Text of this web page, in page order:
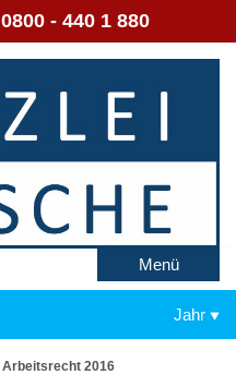
0800 - 440 1 880
Menü
Jahr
Arbeitsrecht 2016